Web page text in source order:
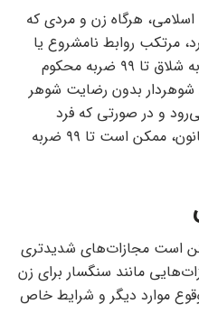
مجازات اسلامی، هرگاه زن و مردی که
مرتکب روابط نامشروع یا
عمل منافی عفت غیر از زنا شوند، به شلاق تا ۹۹ ضربه محکوم
شوهردار بدون رضایت شوهر
و در صورتی که فرد
مرتکب این عمل شود، طبق این قانون، ممکن است تا ۹۹ ضربه
است مجازات‌های شدیدتری
مانند سنگسار برای زن
موارد دیگر و شرایط خاص